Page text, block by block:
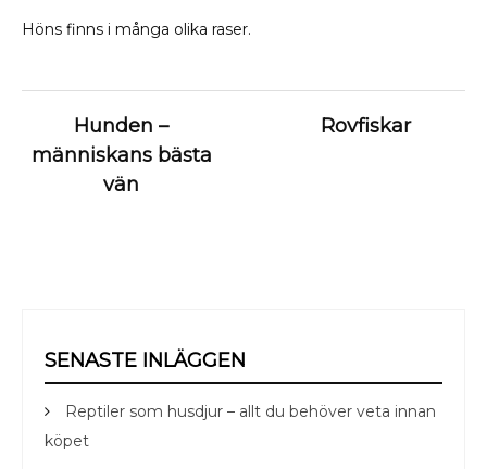
Höns finns i många olika raser.
Inläggsnavigering
Hunden –
människans bästa
vän
Rovfiskar
SENASTE INLÄGGEN
Reptiler som husdjur – allt du behöver veta innan
köpet